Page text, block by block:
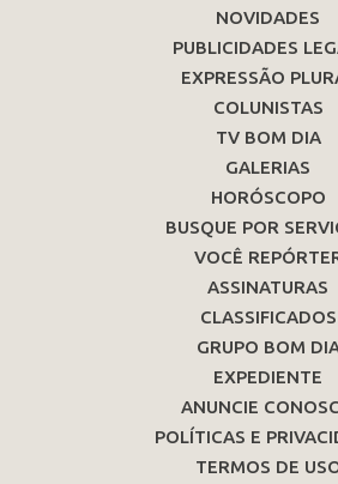
NOVIDADES
PUBLICIDADES
EXPRESSÃO
COLUNISTAS
TV BOM DIA
GALERIAS
HORÓSCOPO
BUSQUE POR
VOCÊ
ASSINATURAS
CLASSIFICADOS
GRUPO BOM
EXPEDIENTE
ANUNCIE
POLÍTICAS E
TERMOS DE